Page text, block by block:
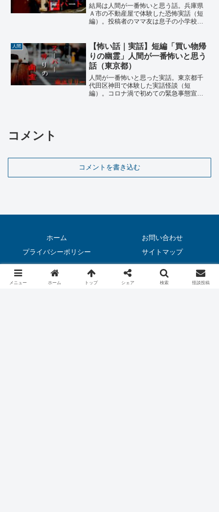
結局は人間が一番怖いと思う話。兵庫県
Ａ市の不動産屋で体験した恐怖実話（短
編）。投稿者のママ友は息子の小学校入
仕事探しは難航していた。そんな時、近
所の不動産で魅力的な仕事を見つけた…
人間
【怖い話｜実話】短編「買い物帰
りの幽霊」人間が一番怖いと思う
話（東京都）
人間が一番怖いと思った実話。東京都千
代田区神田で体験した実話怪談（短
編）。コロナ渦で初めての緊急事態宣言
コメント
コメントを書き込む
ホーム
お問い合わせ
プライバシーポリシー
サイトマップ
© 2020 怖い話（実話）｜恐虫リリー.
メニュー ホーム トップ シェア 検索 怪談投稿